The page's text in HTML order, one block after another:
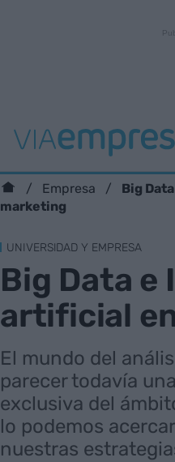
Empresa
Big
marketing
UNIVERSIDAD Y EMPRESA
Big Data e
artificial
El mundo del
parecer todavía
exclusiva del
lo podemos
nuestras